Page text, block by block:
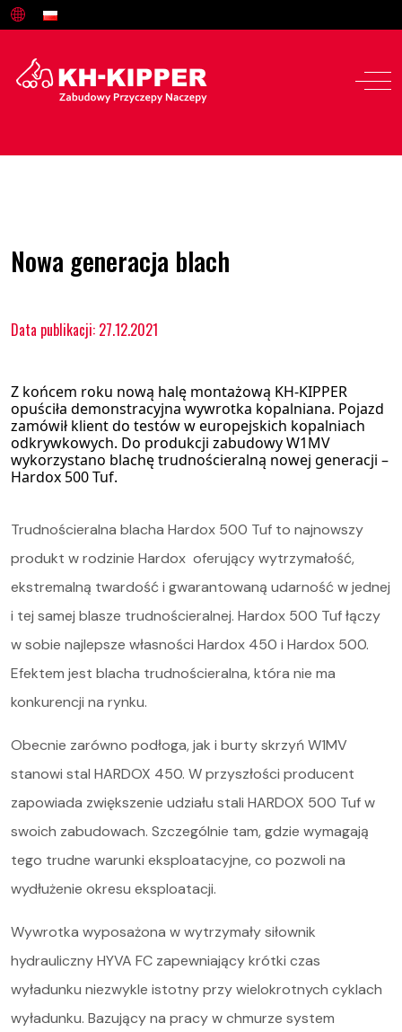
Oferta
O nas
Kariera
Kontakt
STOCK
Nowa generacja blach
Data publikacji: 27.12.2021
Z końcem roku nową halę montażową KH-KIPPER
opuściła demonstracyjna wywrotka kopalniana. Pojazd
zamówił klient do testów w europejskich kopalniach
odkrywkowych. Do produkcji zabudowy W1MV
wykorzystano blachę trudnościeralną nowej generacji –
Hardox 500 Tuf.
Trudnościeralna blacha Hardox 500 Tuf to najnowszy
produkt w rodzinie Hardox oferujący wytrzymałość,
ekstremalną twardość i gwarantowaną udarność w jednej
i tej samej blasze trudnościeralnej. Hardox 500 Tuf łączy
w sobie najlepsze własności Hardox 450 i Hardox 500.
Efektem jest blacha trudnościeralna, która nie ma
konkurencji na rynku.
Obecnie zarówno podłoga, jak i burty skrzyń W1MV
stanowi stal HARDOX 450. W przyszłości producent
zapowiada zwiększenie udziału stali HARDOX 500 Tuf w
swoich zabudowach. Szczególnie tam, gdzie wymagają
tego trudne warunki eksploatacyjne, co pozwoli na
wydłużenie okresu eksploatacji.
Wywrotka wyposażona w wytrzymały siłownik
hydrauliczny HYVA FC zapewniający krótki czas
wyładunku niezwykle istotny przy wielokrotnych cyklach
wyładunku. Bazujący na pracy w chmurze system